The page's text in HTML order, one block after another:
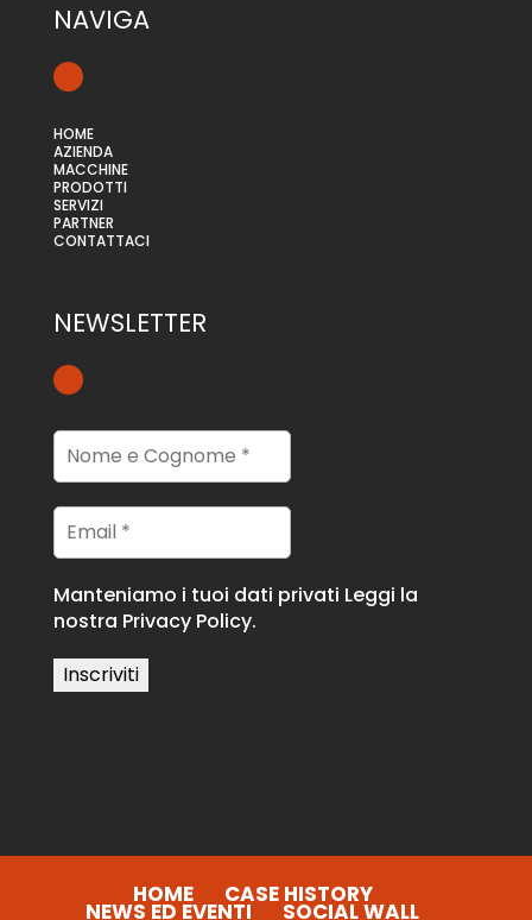
NAVIGA
HOME
AZIENDA
MACCHINE
PRODOTTI
SERVIZI
PARTNER
CONTATTACI
NEWSLETTER
Manteniamo i tuoi dati privati Leggi la
nostra Privacy Policy.
HOME CASE HISTORY
NEWS ED EVENTI SOCIAL WALL